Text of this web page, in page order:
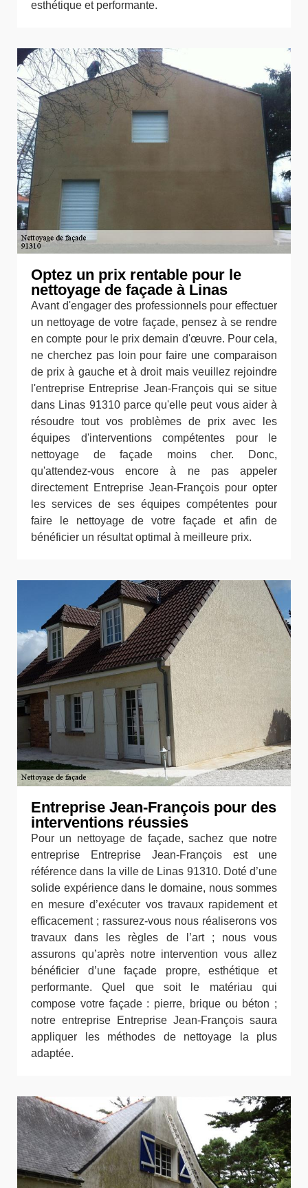
esthétique et performante.
Optez un prix rentable pour le
nettoyage de façade à Linas
Avant d'engager des professionnels pour effectuer
un nettoyage de votre façade, pensez à se rendre
en compte pour le prix demain d'œuvre. Pour cela,
ne cherchez pas loin pour faire une comparaison
de prix à gauche et à droit mais veuillez rejoindre
l'entreprise Entreprise Jean-François qui se situe
dans Linas 91310 parce qu'elle peut vous aider à
résoudre tout vos problèmes de prix avec les
équipes d'interventions compétentes pour le
nettoyage de façade moins cher. Donc,
qu'attendez-vous encore à ne pas appeler
directement Entreprise Jean-François pour opter
les services de ses équipes compétentes pour
faire le nettoyage de votre façade et afin de
bénéficier un résultat optimal à meilleure prix.
Entreprise Jean-François pour des
interventions réussies
Pour un nettoyage de façade, sachez que notre
entreprise Entreprise Jean-François est une
référence dans la ville de Linas 91310. Doté d’une
solide expérience dans le domaine, nous sommes
en mesure d’exécuter vos travaux rapidement et
efficacement ; rassurez-vous nous réaliserons vos
travaux dans les règles de l’art ; nous vous
assurons qu’après notre intervention vous allez
bénéficier d’une façade propre, esthétique et
performante. Quel que soit le matériau qui
compose votre façade : pierre, brique ou béton ;
notre entreprise Entreprise Jean-François saura
appliquer les méthodes de nettoyage la plus
adaptée.